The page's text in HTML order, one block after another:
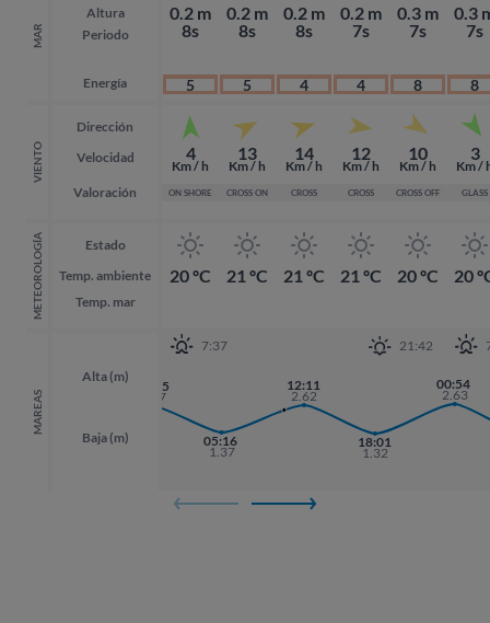
MAR
Altura
Periodo
Energía
VIENTO
Dirección
Velocidad
Valoración
METEOROLOGÍA
Estado
Temp. ambiente
Temp. mar
MAREAS
Alta (m)
Baja (m)
0.2 m
8s
5
4
Km / h
ON SHORE
20 ºC
0.2 m
8s
5
13
Km / h
CROSS ON
21 ºC
0.2 m
8s
4
14
Km / h
CROSS
21 ºC
0.2 m
7s
4
12
Km / h
CROSS
21 ºC
0.3 m
7s
8
10
Km / h
CROSS OFF
20 ºC
7:37 21:42
23:25
2.57
05:16
1.37
12:11
2.62
18:01
1.32
00:54
2.63
0.3
7s
8
3
Km /
GLASS
20
18:01
1.32
00:54
2.63